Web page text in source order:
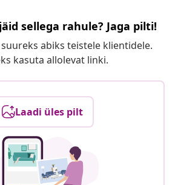
sellega rahule? Jaga pilti!
abiks teistele klientidele.
kasuta allolevat linki.
Laadi üles pilt